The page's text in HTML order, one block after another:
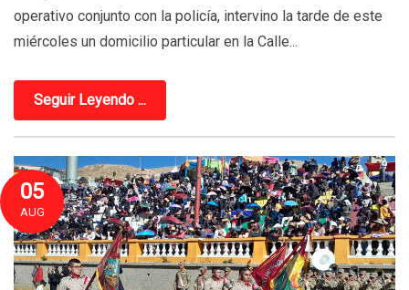
operativo conjunto con la policía, intervino la tarde de este
miércoles un domicilio particular en la Calle...
Seguir Leyendo ...
05
AUG